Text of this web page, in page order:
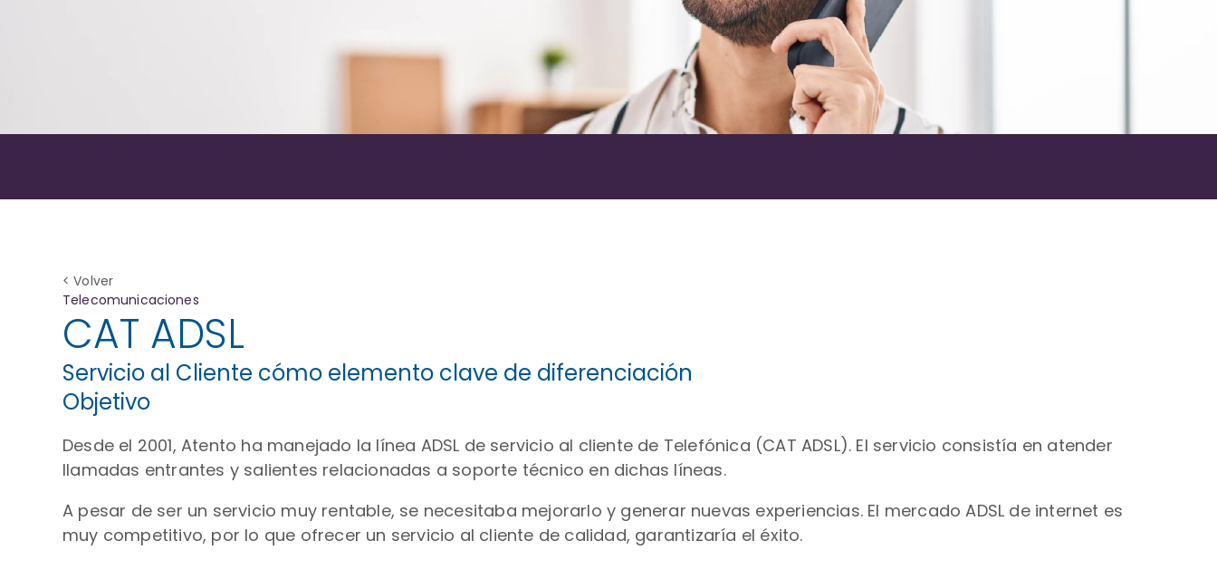
< Volver
Telecomunicaciones
CAT ADSL
Servicio al Cliente cómo elemento clave de diferenciación
Objetivo
Desde el 2001, Atento ha manejado la línea ADSL de servicio al cliente de Telefónica (CAT ADSL). El servicio consistía en atender
llamadas entrantes y salientes relacionadas a soporte técnico en dichas líneas.
A pesar de ser un servicio muy rentable, se necesitaba mejorarlo y generar nuevas experiencias. El mercado ADSL de internet es
muy competitivo, por lo que ofrecer un servicio al cliente de calidad, garantizaría el éxito.